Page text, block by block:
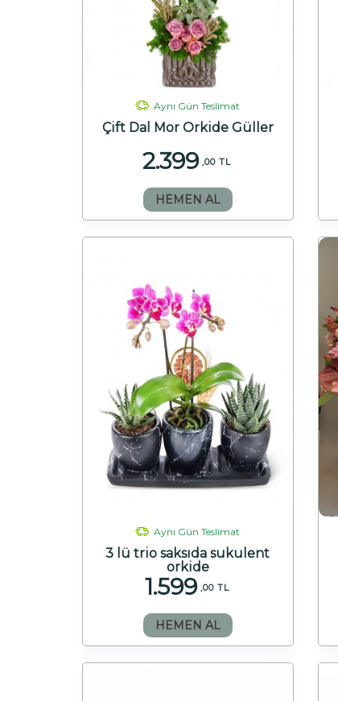
Aynı Gün Teslimat
Çift Dal Mor Orkide Güller
2.399 ,00 TL
HEMEN AL
Aynı Gün Teslimat
3 lü trio saksıda sukulent
orkide
1.599 ,00 TL
HEMEN AL